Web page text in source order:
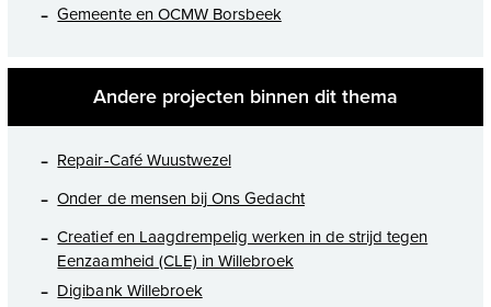
Gemeente en OCMW Borsbeek
Andere projecten binnen dit thema
Repair-Café Wuustwezel
Onder de mensen bij Ons Gedacht
Creatief en Laagdrempelig werken in de strijd tegen
Eenzaamheid (CLE) in Willebroek
Digibank Willebroek